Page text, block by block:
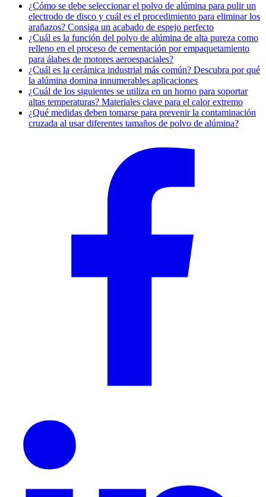
¿Cómo se debe seleccionar el polvo de alúmina para pulir un
electrodo de disco y cuál es el procedimiento para eliminar los
arañazos? Consiga un acabado de espejo perfecto
¿Cuál es la función del polvo de alúmina de alta pureza como
relleno en el proceso de cementación por empaquetamiento
para álabes de motores aeroespaciales?
¿Cuál es la cerámica industrial más común? Descubra por qué
la alúmina domina innumerables aplicaciones
¿Cuál de los siguientes se utiliza en un horno para soportar
altas temperaturas? Materiales clave para el calor extremo
¿Qué medidas deben tomarse para prevenir la contaminación
cruzada al usar diferentes tamaños de polvo de alúmina?